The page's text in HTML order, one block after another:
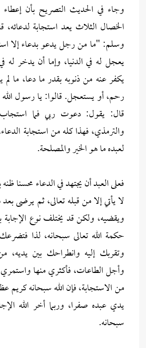
وجاء في الحديث التصريح بأن
الخصال الثلاث يعد استجابة لدعائه،
وسلم: "ما من رجل يدعو بدعاء إلا
يعجل له في الدنيا، وإما أن يدخر له
يكفر عنه من ذنوبه بقدر ما دعا، ما لم
رحم، أو يستعجل. قالوا: يا رسول
قال: يقول: دعوت ربي فما
والترمذي، فهذا كله من استجابة
لعبده ما هو الخير والمصلحة.
فعلى العبد أن يجتهد في الدعاء محسنا ظنه
لا يأتي إلا من قبله تعالى، ثم يرضى بعد
ويقضيه، ولكن قد يختلف نوع
حكمة الله تعالى سبحانه، لذا
وتقربك إليه وانطراحك بين يديه،
وأجل الطاعات، فأكثري منها واستمري
من الاستجابة، فإن الله سبحانه كريم
يدي عبده صفرا، وربما أخر الله
سبحانه.